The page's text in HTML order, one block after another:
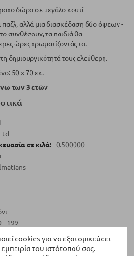
cookies για να εξατομικεύσει
του ιστότοπού σας.
δώρο σε μεγάλο κουτί
παζλ, αλλά μια διασκέδαση δύο όψεων -
συνθέσουν, τα παιδιά θα
ώρες χρωματίζοντάς το.
δημιουργικότητά τους ελεύθερη.
50 x 70 εκ.
των 3 ετών
0.500000
- 199
άνω των 6 ετών, άνω των 7 ετών